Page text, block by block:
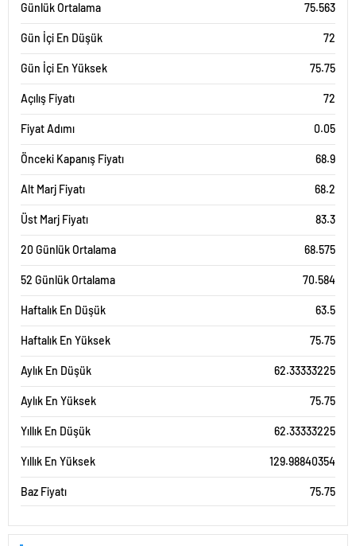
Günlük Ortalama 75.563
Gün İçi En Düşük 72
Gün İçi En Yüksek 75.75
Açılış Fiyatı 72
Fiyat Adımı 0.05
Önceki Kapanış Fiyatı 68.9
Alt Marj Fiyatı 68.2
Üst Marj Fiyatı 83.3
20 Günlük Ortalama 68.575
52 Günlük Ortalama 70.584
Haftalık En Düşük 63.5
Haftalık En Yüksek 75.75
Aylık En Düşük 62.33333225
Aylık En Yüksek 75.75
Yıllık En Düşük 62.33333225
Yıllık En Yüksek 129.98840354
Baz Fiyatı 75.75